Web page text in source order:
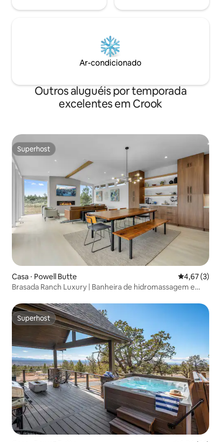
Ar-condicionado
Outros aluguéis por temporada
excelentes em Crook
Superhost
Superhost
Casa ⋅ Powell Butte 4,67 de
4,67 (3)
Brasada Ranch Luxury | Banheira de hidromassagem e
Superhost
Superhost